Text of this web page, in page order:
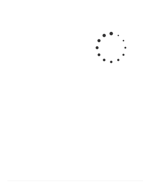
Шток для
уключины
97х13мм